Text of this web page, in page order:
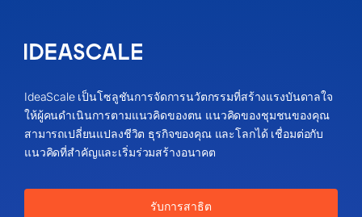
IdeaScale เป็นโซลูชันการจัดการนวัตกรรมที่สร้างแรงบันดาลใจ
ให้ผู้คนดำเนินการตามแนวคิดของตน แนวคิดของชุมชนของคุณ
สามารถเปลี่ยนแปลงชีวิต ธุรกิจของคุณ และโลกได้ เชื่อมต่อกับ
แนวคิดที่สำคัญและเริ่มร่วมสร้างอนาคต
รับการสาธิต